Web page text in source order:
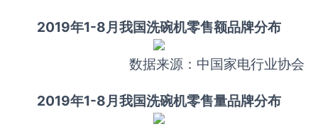
2019年1-8月我国洗碗机零售额品牌分布
数据来源：中国家电行业协会
2019年1-8月我国洗碗机零售量品牌分布